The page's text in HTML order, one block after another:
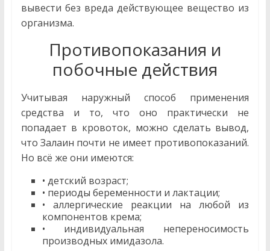
вывести без вреда действующее вещество из
организма.
Противопоказания и
побочные действия
Учитывая наружный способ применения
средства и то, что оно практически не
попадает в кровоток, можно сделать вывод,
что Залаин почти не имеет противопоказаний.
Но всё же они имеются:
• детский возраст;
• периоды беременности и лактации;
• аллергические реакции на любой из
компонентов крема;
• индивидуальная непереносимость
производных имидазола.